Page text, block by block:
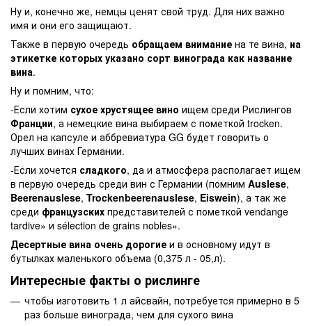
Ну и, конечно же, немцы ценят свой труд. Для них важно
имя и они его защищают.
Также в первую очередь обращаем внимание на те вина, на
этикетке которых указано сорт винограда как название
вина.
Ну и помним, что:
-Если хотим сухое хрустящее вино ищем среди Рислингов
Франции, а немецкие вина выбираем с пометкой trocken.
Орел на капсуле и аббревиатура GG будет говорить о
лучших винах Германии.
-Если хочется сладкого, да и атмосфера располагает ищем
в первую очередь среди вин с Германии (помним Auslese,
Beerenauslese, Trockenbeerenauslese, Eiswein), а так же
среди французских представителей с пометкой vendange
tardive» и sélection de grains nobles».
Десертные вина очень дорогие и в основному идут в
бутылках маленького объема (0,375 л - 05,л).
Интересные факты о рислинге
чтобы изготовить 1 л айсвайн, потребуется примерно в 5
раз больше винограда, чем для сухого вина